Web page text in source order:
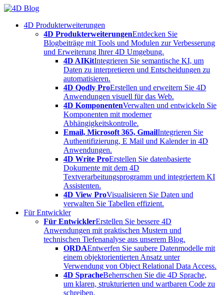
Skip
content4D Produkterweiterungen
4D ProdukterweiterungenEntdecken Sie
Blogbeiträge mit Tools und Modulen zur Verbesserung
und Erweiterung Ihrer 4D Umgebung.
4D AIKitIntegrieren Sie semantische KI, um
Daten zu interpretieren und Entscheidungen zu
automatisieren.
4D Qodly ProErstellen und erweitern Sie 4D
Anwendungen visuell für das Web.
4D KomponentenVerwalten und entwickeln Sie
Komponenten mit moderner
Abhängigkeitskontrolle.
Email, Microsoft 365, GmailIntegrieren Sie
Authentifizierung, E Mail und Kalender in 4D
Anwendungen.
4D Write ProErstellen Sie datenbasierte
Dokumente mit dem 4D
Textverarbeitungsprogramm und integriertem KI
Assistenten.
4D View ProVisualisieren Sie Daten und
verwalten Sie Tabellen effizient.
Für Entwickler
Für EntwicklerErstellen Sie bessere 4D
Anwendungen mit praktischen Mustern und
technischen Tiefenanalyse aus unserem Blog.
ORDAEntwerfen Sie saubere Datenmodelle mit
einem objektorientierten Ansatz unter
Verwendung von Object Relational Data Access.
4D SpracheBeherrschen Sie die 4D Sprache,
um klaren, strukturierten und wartbaren Code zu
schreiben.